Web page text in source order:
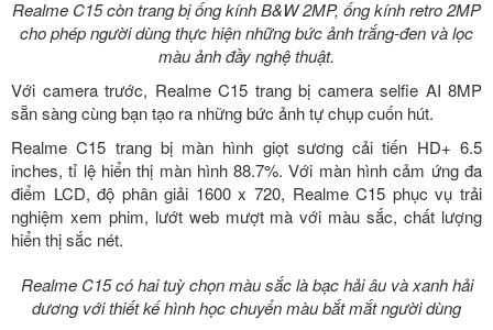
Realme C15 còn trang bị ống kính B&W 2MP, ống kính retro 2MP
cho phép người dùng thực hiện những bức ảnh trắng-đen và lọc
màu ảnh đầy nghệ thuật.
Với camera trước, Realme C15 trang bị camera selfie AI 8MP
sẵn sàng cùng bạn tạo ra những bức ảnh tự chụp cuốn hút.
Realme C15 trang bị màn hình giọt sương cải tiến HD+ 6.5
inches, tỉ lệ hiển thị màn hình 88.7%. Với màn hình cảm ứng đa
điểm LCD, độ phân giải 1600 x 720, Realme C15 phục vụ trải
nghiệm xem phim, lướt web mượt mà với màu sắc, chất lượng
hiển thị sắc nét.
Realme C15 có hai tuỳ chọn màu sắc là bạc hải âu và xanh hải
dương với thiết kế hình học chuyển màu bắt mắt người dùng